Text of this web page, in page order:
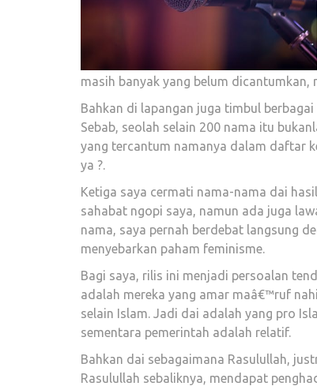
masih banyak yang belum
Bahkan di lapangan juga timbul
Sebab, seolah selain 200 nama itu
yang tercantum namanya dalam daftar
ya ?.
Ketiga saya cermati nama-nama dai
sahabat ngopi saya, namun ada juga
nama, saya pernah berdebat langsung
menyebarkan paham feminisme.
Bagi saya, rilis ini menjadi persoalan
adalah mereka yang amar maâ€™ruf
selain Islam. Jadi dai adalah yang pro
sementara pemerintah adalah relatif.
Bahkan dai sebagaimana Rasulullah,
Rasulullah sebaliknya, mendapat